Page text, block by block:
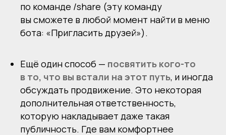
по команде /share (эту команду
вы сможете в любой момент найти в меню
бота: «Пригласить друзей»).
Ещё один способ — посвятить кого-то
в то, что вы встали на этот путь, и иногда
обсуждать продвижение. Это некоторая
дополнительная ответственность,
которую накладывает даже такая
публичность. Где вам комфортнее